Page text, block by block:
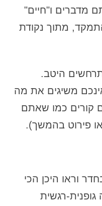
מדברים ו"חיים"
מתוך נקודת
היטב.
משיגים את מה
קורים כמו שאתם
פירוט בהמשך).
וראו היכן הכי
רגשית